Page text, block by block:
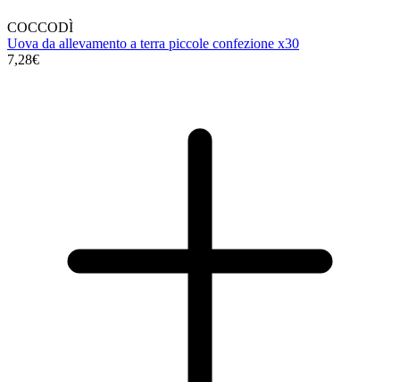
COCCODÌ
Uova da allevamento a terra piccole confezione x30
7,28€